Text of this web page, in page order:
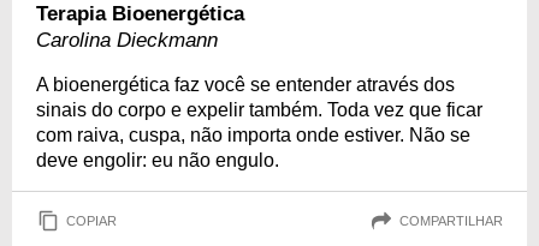
Terapia Bioenergética
Carolina Dieckmann
A bioenergética faz você se entender através dos
sinais do corpo e expelir também. Toda vez que ficar
com raiva, cuspa, não importa onde estiver. Não se
deve engolir: eu não engulo.
COPIAR COMPARTILHAR